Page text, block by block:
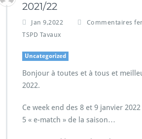
2021/22
Jan 9,2022
Commentaires
TSPD Tavaux
Uncategorized
Bonjour à toutes et à tous et
2022.
Ce week end des 8 et 9 janvier
5 « e-match » de la saison…